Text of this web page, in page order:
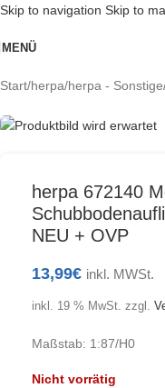
Skip to navigation Skip to
MENÜ
Start/herpa/herpa -
Ausverkauft
herpa 672140
NEU + OVP
13,99€ inkl. MWSt.
inkl. 19 % MwSt. zzgl.
Maßstab: 1:87/H0
Nicht vorrätig